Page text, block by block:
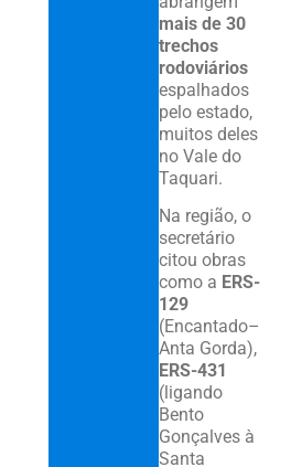
mais de 30
trechos
rodoviários
espalhados
pelo estado,
muitos deles
no Vale do
Taquari.
Na região, o
secretário
citou obras
como a ERS-
129
(Encantado–
Anta Gorda),
ERS-431
(ligando
Bento
Gonçalves à
Santa